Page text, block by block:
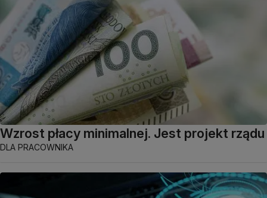
Wzrost płacy minimalnej. Jest projekt rządu
DLA PRACOWNIKA